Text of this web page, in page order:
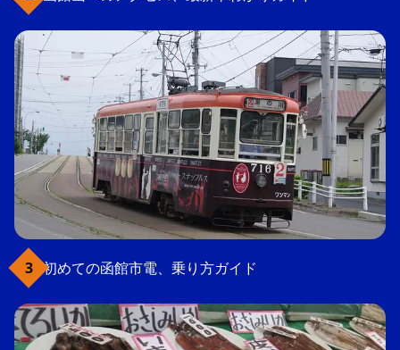
初めての函館市電、乗り方ガイド